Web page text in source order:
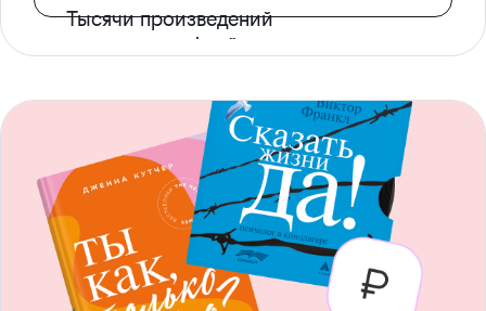
Тысячи произведений
с доступом офлайн